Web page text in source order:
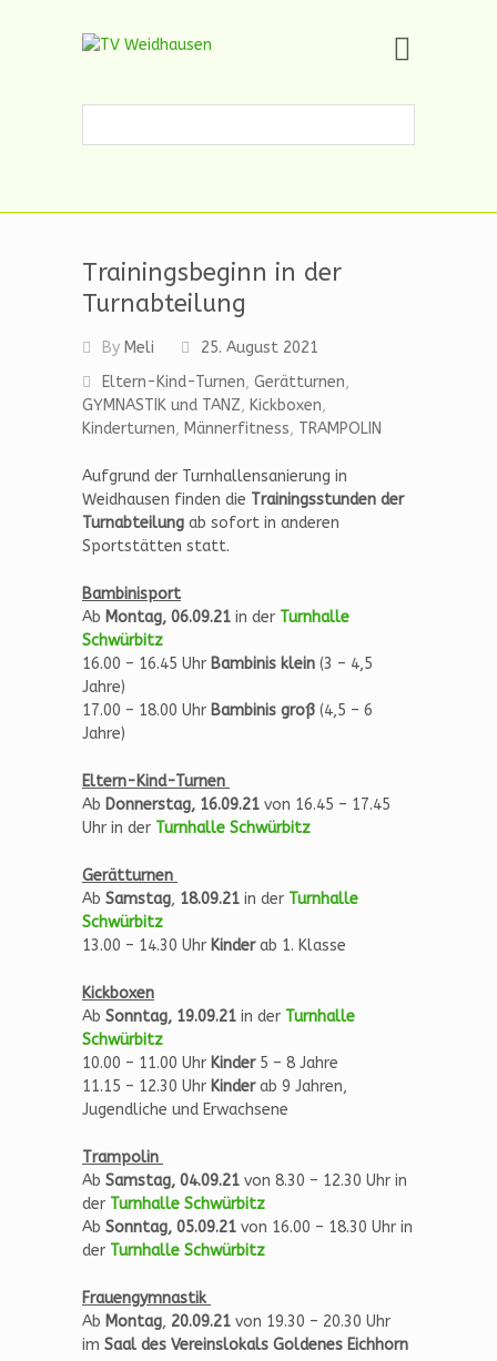
TV Weidhausen
Handball, Turnen, Tanzen, Trampolin,
Trainingsbeginn in der
Turnabteilung
By Meli
25. August 2021
Eltern-Kind-Turnen, Gerätturnen,
GYMNASTIK und TANZ, Kickboxen,
Kinderturnen, Männerfitness, TRAMPOLIN
Aufgrund der Turnhallensanierung in
Weidhausen finden die Trainingsstunden der
Turnabteilung ab sofort in anderen
Sportstätten statt.
Bambinisport
Ab Montag, 06.09.21 in der Turnhalle
Schwürbitz
16.00 – 16.45 Uhr Bambinis klein (3 – 4,5
Jahre)
17.00 – 18.00 Uhr Bambinis groß (4,5 – 6
Jahre)
Eltern-Kind-Turnen
Ab Donnerstag, 16.09.21 von 16.45 – 17.45
Uhr in der Turnhalle Schwürbitz
Gerätturnen
Ab Samstag, 18.09.21 in der Turnhalle
Schwürbitz
13.00 – 14.30 Uhr Kinderab 1. Klasse
Kickboxen
Ab Sonntag, 19.09.21 in der Turnhalle
Schwürbitz
10.00 – 11.00 Uhr Kinder5 – 8 Jahre
11.15 – 12.30 Uhr Kinderab 9 Jahren,
Jugendliche und Erwachsene
Trampolin
Ab Samstag, 04.09.21 von 8.30 – 12.30 Uhr in
der Turnhalle Schwürbitz
Ab Sonntag, 05.09.21 von 16.00 – 18.30 Uhr in
der Turnhalle Schwürbitz
Frauengymnastik
Ab Montag, 20.09.21 von 19.30 – 20.30 Uhr
im Saal des Vereinslokals Goldenes Eichhorn